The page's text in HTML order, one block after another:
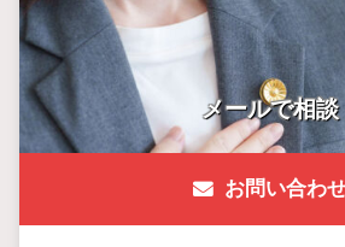
メールで相談
お問い合わ